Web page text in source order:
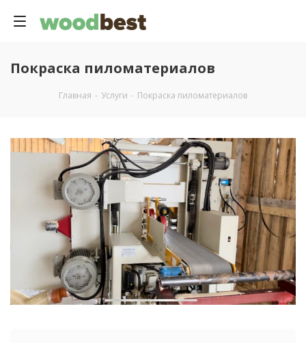
Покраска пиломатериалов
Главная - Услуги - Покраска пиломатериалов